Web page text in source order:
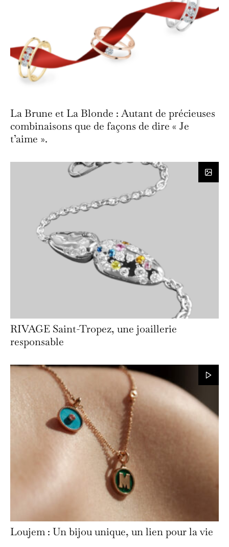
La Brune et La Blonde : Autant de précieuses
combinaisons que de façons de dire « Je
t’aime ».
RIVAGE Saint-Tropez, une joaillerie
responsable
Loujem : Un bijou unique, un lien pour la vie